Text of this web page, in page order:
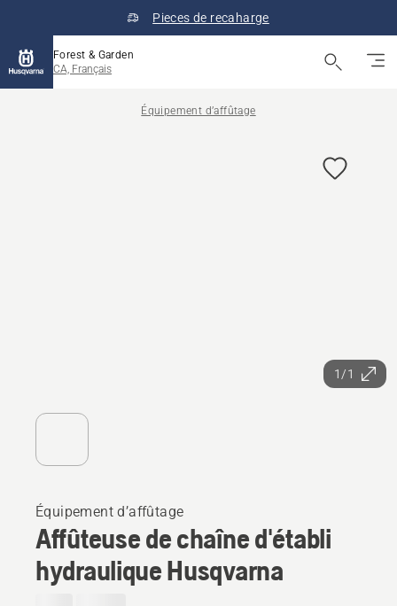
Pieces de recaharge
Forest & Garden
CA, Français
Équipement d’affûtage
1/1
Équipement d’affûtage
Affûteuse de chaîne d'établi
hydraulique Husqvarna